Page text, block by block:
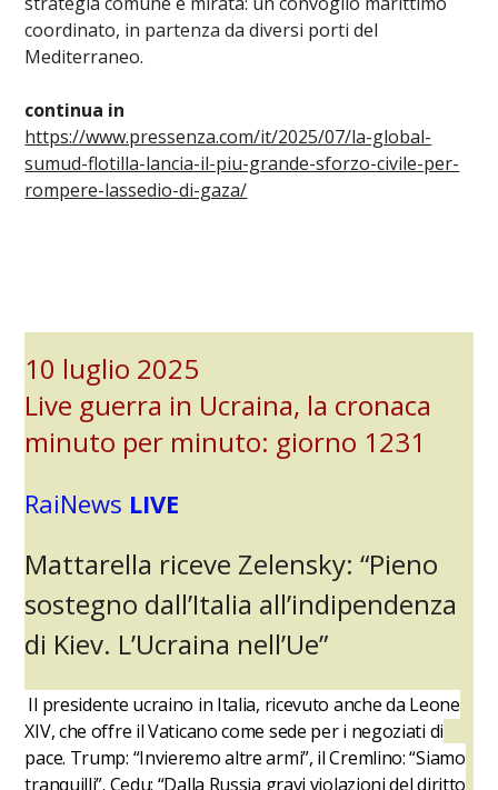
coordinato, in partenza da diversi porti del
Mediterraneo.
continua in
https://www.pressenza.com/it/2025/07/la-global-
sumud-flotilla-lancia-il-piu-grande-sforzo-civile-per-
rompere-lassedio-di-gaza/
10 luglio 2025
Live guerra in Ucraina, la cronaca
minuto per minuto: giorno 1231
RaiNews LIVE
Mattarella riceve Zelensky: “Pieno
sostegno dall’Italia all’indipendenza
di Kiev. L’Ucraina nell’Ue”
Il presidente ucraino in Italia, ricevuto anche da Leone
XIV, che offre il Vaticano come sede per i negoziati di
pace. Trump: “Invieremo altre armi”, il Cremlino: “Siamo
tranquilli”. Cedu: “Dalla Russia gravi violazioni del diritto